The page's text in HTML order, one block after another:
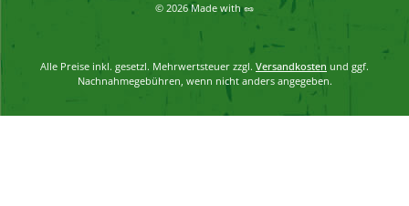
© 2026 Made with 🥜
Alle Preise inkl. gesetzl. Mehrwertsteuer zzgl. Versandkosten und ggf.
Nachnahmegebühren, wenn nicht anders angegeben.